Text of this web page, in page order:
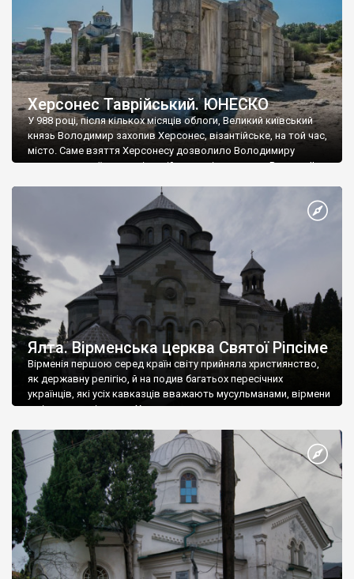
Херсонес Таврійський. ЮНЕСКО
У 988 році, після кількох місяців облоги, Великий київський
князь Володимир захопив Херсонес, візантійське, на той час,
місто. Саме взяття Херсонесу дозволило Володимиру
диктувати свої умови візантійському імператору Василю ІІ, та
Херсонесі Володимир-язичник, став Василем-християнином.
А потім було Хрещення Русі. На честь Херсонесу Таврійського
Ялта. Вірменська церква Святої Ріпсіме
Вірменія першою серед країн світу прийняла християнство,
як державну релігію, й на подив багатьох пересічних
українців, які усіх кавказців вважають мусульманами, вірмени
є відданими вірянами Христа